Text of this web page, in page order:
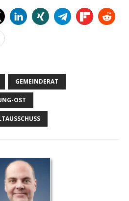
GEMEINDERAT
OST